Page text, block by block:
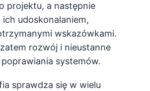
projektu, a następnie
ich udoskonalaniem,
wskazówkami.
rozwój i nieustanne
systemów.
sprawdza się w wielu